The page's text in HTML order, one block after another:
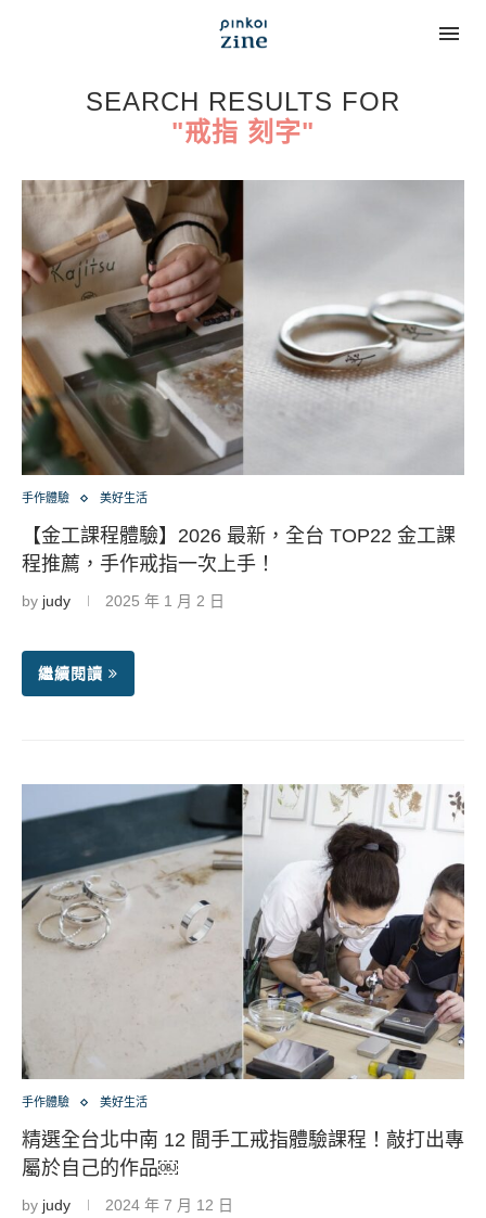
SEARCH RESULTS FOR
"戒指 刻字"
手作體驗 美好生活
【金工課程體驗】2026 最新，全台 TOP22 金工課
程推薦，手作戒指一次上手！
by judy 2025 年 1 月 2 日
繼續閱讀
手作體驗 美好生活
精選全台北中南 12 間手工戒指體驗課程！敲打出專
屬於自己的作品￼
by judy 2024 年 7 月 12 日